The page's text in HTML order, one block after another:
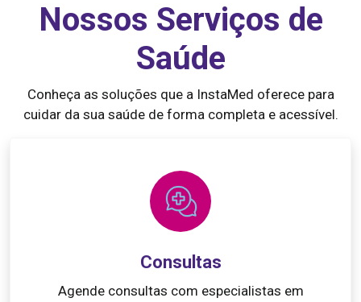
Nossos Serviços de
Saúde
Conheça as soluções que a InstaMed oferece para
cuidar da sua saúde de forma completa e acessível.
Consultas
Agende consultas com especialistas em